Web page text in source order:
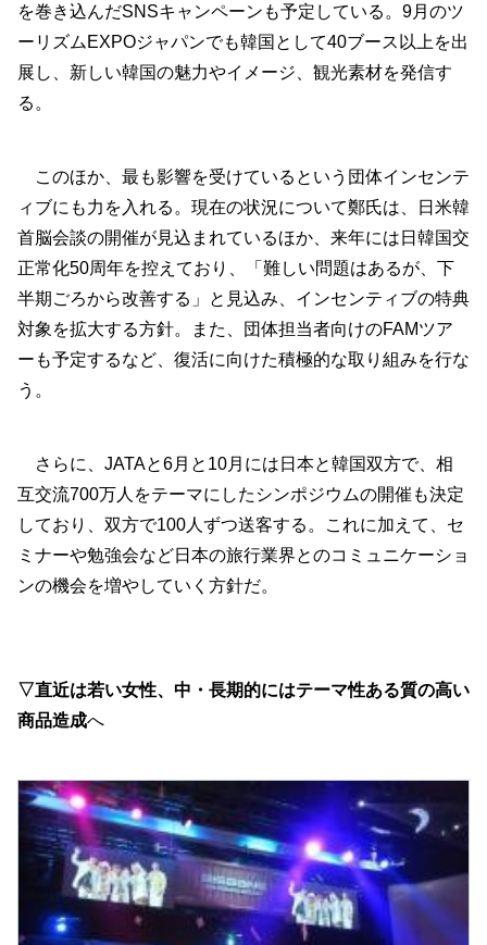
を巻き込んだSNSキャンペーンも予定している。9月のツ
ーリズムEXPOジャパンでも韓国として40ブース以上を出
展し、新しい韓国の魅力やイメージ、観光素材を発信す
る。
このほか、最も影響を受けているという団体インセンテ
ィブにも力を入れる。現在の状況について鄭氏は、日米韓
首脳会談の開催が見込まれているほか、来年には日韓国交
正常化50周年を控えており、「難しい問題はあるが、下
半期ごろから改善する」と見込み、インセンティブの特典
対象を拡大する方針。また、団体担当者向けのFAMツア
ーも予定するなど、復活に向けた積極的な取り組みを行な
う。
さらに、JATAと6月と10月には日本と韓国双方で、相
互交流700万人をテーマにしたシンポジウムの開催も決定
しており、双方で100人ずつ送客する。これに加えて、セ
ミナーや勉強会など日本の旅行業界とのコミュニケーショ
ンの機会を増やしていく方針だ。
▽直近は若い女性、中・長期的にはテーマ性ある質の高い
商品造成へ